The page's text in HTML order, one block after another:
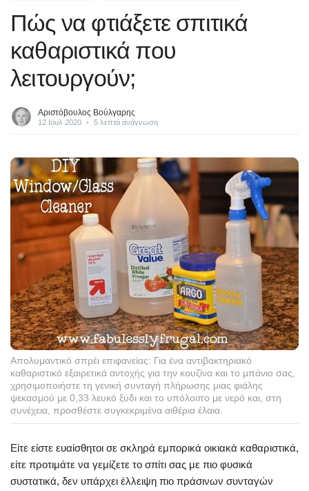
Πώς να φτιάξετε σπιτικά
καθαριστικά που
λειτουργούν;
Αριστόβουλος Βούλγαρης
12 Ιουλ 2020 • 5 λεπτά ανάγνωση
Απολυμαντικό σπρέι επιφανείας: Για ένα αντιβακτηριακό
καθαριστικό εξαιρετικά αντοχής για την κουζίνα και το μπάνιο σας,
χρησιμοποιήστε τη γενική συνταγή πλήρωσης μιας φιάλης
ψεκασμού με 0,33 λευκό ξύδι και το υπόλοιπο με νερό και, στη
συνέχεια, προσθέστε συγκεκριμένα αιθέρια έλαια.
Είτε είστε ευαίσθητοι σε σκληρά εμπορικά οικιακά καθαριστικά,
είτε προτιμάτε να γεμίζετε το σπίτι σας με πιο φυσικά
συστατικά, δεν υπάρχει έλλειψη πιο πράσινων συνταγών